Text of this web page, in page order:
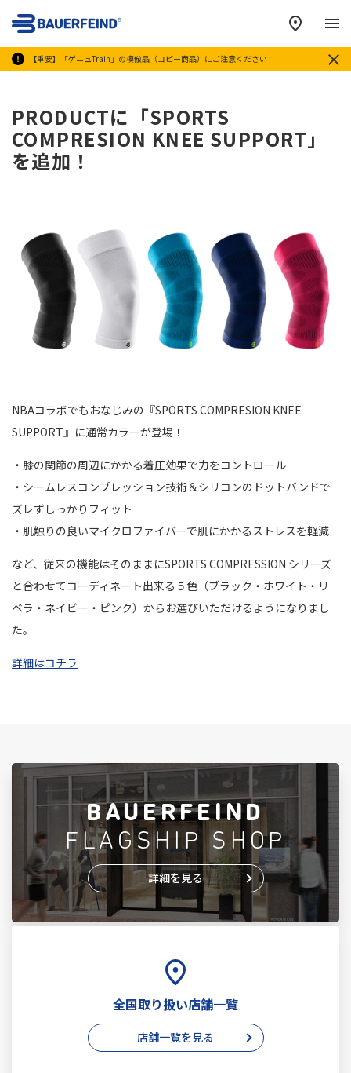
【重要】「ゲニュTrain」の模倣品（コピー商品）にご注意ください
メ
PRODUCTに「SPORTS
COMPRESION KNEE SUPPORT」
を追加！
NBAコラボでもおなじみの『SPORTS COMPRESION KNEE
SUPPORT』に通常カラーが登場！
・膝の関節の周辺にかかる着圧効果で力をコントロール
・シームレスコンプレッション技術＆シリコンのドットバンドで
ズレずしっかりフィット
・肌触りの良いマイクロファイバーで肌にかかるストレスを軽減
など、従来の機能はそのままにSPORTS COMPRESSION シリーズ
と合わせてコーディネート出来る５色（ブラック・ホワイト・リ
ベラ・ネイビー・ピンク）からお選びいただけるようになりまし
た。
詳細はコチラ
BAUERFEIND
FLAGSHIP SHOP
詳細を見る
全国取り扱い店舗一覧
店舗一覧を見る